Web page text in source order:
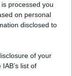
processed you
on personal
disclosed to
of your
list of
(MI)